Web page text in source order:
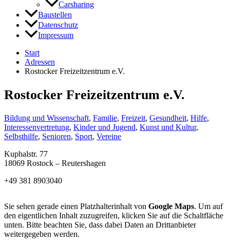
Carsharing
Baustellen
Datenschutz
Impressum
Start
Adressen
Rostocker Freizeitzentrum e.V.
Rostocker Freizeitzentrum e.V.
Bildung und Wissenschaft, Familie, Freizeit, Gesundheit, Hilfe,
Interessenvertretung, Kinder und Jugend, Kunst und Kultur,
Selbsthilfe, Senioren, Sport, Vereine
Kuphalstr. 77
18069 Rostock – Reutershagen
+49 381 8903040
Sie sehen gerade einen Platzhalterinhalt von Google Maps. Um auf
den eigentlichen Inhalt zuzugreifen, klicken Sie auf die Schaltfläche
unten. Bitte beachten Sie, dass dabei Daten an Drittanbieter
weitergegeben werden.